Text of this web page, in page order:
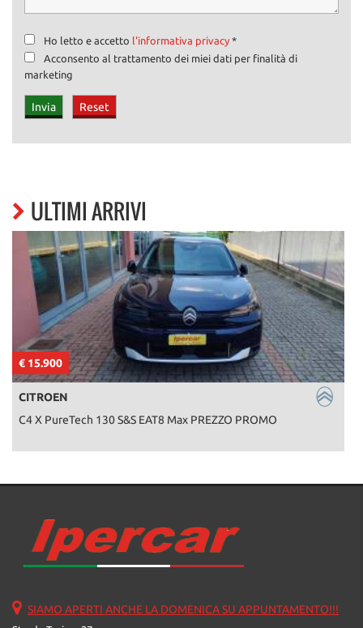
Ho letto e accetto l'informativa privacy *
Acconsento al trattamento dei miei dati per finalità di
marketing
ULTIMI ARRIVI
€ 15.900
CITROEN
C4 X PureTech 130 S&S EAT8 Max PREZZO PROMO
SIAMO APERTI ANCHE LA DOMENICA SU APPUNTAMENTO!!!